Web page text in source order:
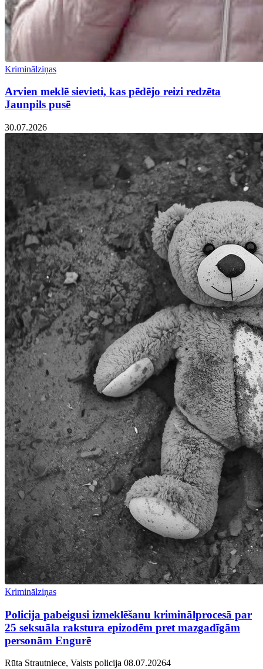
Kriminālziņas
Arvien meklē sievieti, kas pēdējo reizi redzēta
Jaunpils pusē
30.07.2026
Kriminālziņas
Policija pabeigusi izmeklēšanu kriminālprocesā par
25 seksuāla rakstura epizodēm pret mazgadīgām
personām Engurē
Rūta Strautniece, Valsts policija 08.07.20264